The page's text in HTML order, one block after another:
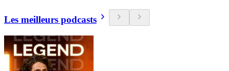
Les meilleurs podcasts